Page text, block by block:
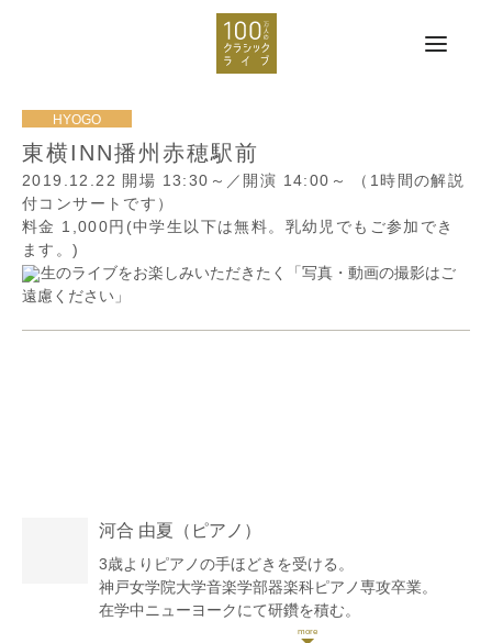
東横INN播州赤穂駅前
2019.12.22 開場 13:30～／開演 14:00～
（1時間の解説
付コンサートです）
料金 1,000円(中学生以下は無料。乳幼児でもご参加でき
ます。)
生のライブをお楽しみいただきたく「写真・動画の撮影はご
遠慮ください」
河合 由夏 （ピアノ）
3歳よりピアノの手ほどきを受ける。
神戸女学院大学音楽学部器楽科ピアノ専攻卒業。
在学中ニューヨークにて研鑽を積む。
第24回来音会ピアノコンクール一般部門第1位受賞に